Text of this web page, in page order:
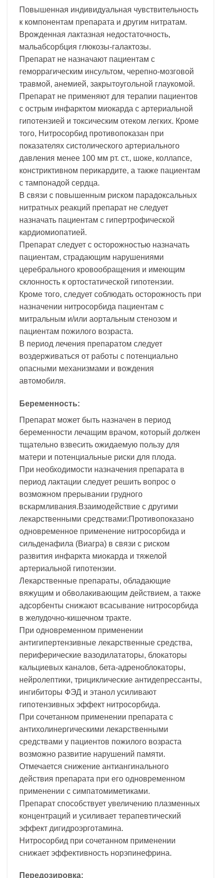
Повышенная индивидуальная чувствительность
к компонентам препарата и другим нитратам.
Врожденная лактазная недостаточность,
мальабсорбция глюкозы-галактозы.
Препарат не назначают пациентам с
геморрагическим инсультом, черепно-мозговой
травмой, анемией, закрытоугольной глаукомой.
Препарат не применяют для терапии пациентов
с острым инфарктом миокарда с артериальной
гипотензией и токсическим отеком легких. Кроме
того, Нитросорбид противопоказан при
показателях систолического артериального
давления менее 100 мм рт. ст., шоке, коллапсе,
констриктивном перикардите, а также пациентам
с тампонадой сердца.
В связи с повышенным риском парадоксальных
нитратных реакций препарат не следует
назначать пациентам с гипертрофической
кардиомиопатией.
Препарат следует с осторожностью назначать
пациентам, страдающим нарушениями
церебрального кровообращения и имеющим
склонность к ортостатической гипотензии.
Кроме того, следует соблюдать осторожность при
назначении нитросорбида пациентам с
митральным и/или аортальным стенозом и
пациентам пожилого возраста.
В период лечения препаратом следует
воздерживаться от работы с потенциально
опасными механизмами и вождения
автомобиля.
Беременность:
Препарат может быть назначен в период
беременности лечащим врачом, который должен
тщательно взвесить ожидаемую пользу для
матери и потенциальные риски для плода.
При необходимости назначения препарата в
период лактации следует решить вопрос о
возможном прерывании грудного
вскармливания.Взаимодействие с другими
лекарственными средствами:Противопоказано
одновременное применение нитросорбида и
сильденафила (Виагра) в связи с риском
развития инфаркта миокарда и тяжелой
артериальной гипотензии.
Лекарственные препараты, обладающие
вяжущим и обволакивающим действием, а также
адсорбенты снижают всасывание нитросорбида
в желудочно-кишечном тракте.
При одновременном применении
антигипертензивные лекарственные средства,
периферические вазодилататоры, блокаторы
кальциевых каналов, бета-адреноблокаторы,
нейролептики, трициклические антидепрессанты,
ингибиторы ФЭД и этанол усиливают
гипотензивных эффект нитросорбида.
При сочетанном применении препарата с
антихолинергическими лекарственными
средствами у пациентов пожилого возраста
возможно развитие нарушений памяти.
Отмечается снижение антиангинального
действия препарата при его одновременном
применении с симпатомиметиками.
Препарат способствует увеличению плазменных
концентраций и усиливает терапевтический
эффект дигидроэрготамина.
Нитросорбид при сочетанном применении
снижает эффективность норэпинефрина.
Передозировка: